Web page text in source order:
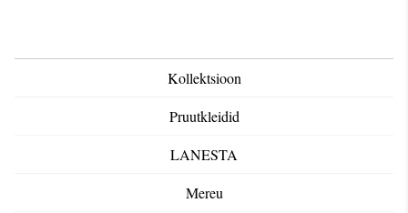
Kollektsioon
Pruutkleidid
LANESTA
Mereu